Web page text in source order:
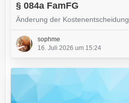
§ 084a FamFG
Änderung der Kostenentscheidung
sophme
16. Juli 2026 um 15:24